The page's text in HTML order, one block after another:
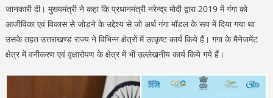
जानकारी दी। मुख्यमंत्री ने कहा कि प्रधानमंत्री नरेन्द्र मोदी द्वारा 2019 में गंगा को
आजीविका एवं विकास से जोड़ने के उद्देश्य से जो अर्थ गंगा मॉडल के रूप में दिया गया था
उसके तहत उत्तराखण्ड राज्य ने विभिन्न क्षेत्रों में उत्कृष्ट कार्य किये हैं। गंगा के मैनेजमेंट
क्षेत्र में वनीकरण एवं वृक्षारोपण के क्षेत्र में भी उल्लेखनीय कार्य किये गये हैं।